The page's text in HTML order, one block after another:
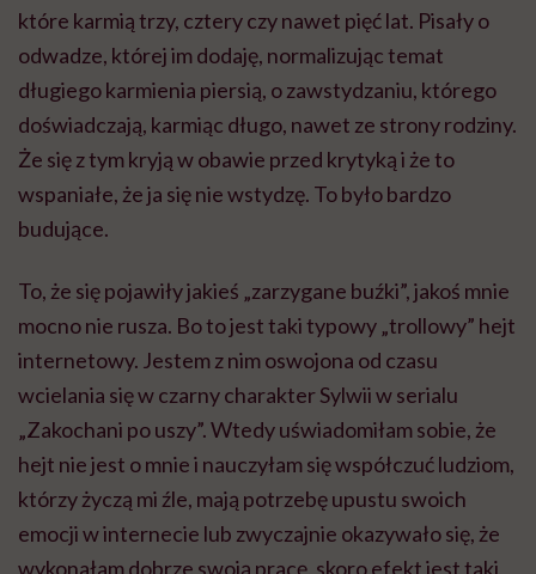
które karmią trzy, cztery czy nawet pięć lat. Pisały o
odwadze, której im dodaję, normalizując temat
długiego karmienia piersią, o zawstydzaniu, którego
doświadczają, karmiąc długo, nawet ze strony rodziny.
Że się z tym kryją w obawie przed krytyką i że to
wspaniałe, że ja się nie wstydzę. To było bardzo
budujące.
To, że się pojawiły jakieś „zarzygane buźki”, jakoś mnie
mocno nie rusza. Bo to jest taki typowy „trollowy” hejt
internetowy. Jestem z nim oswojona od czasu
wcielania się w czarny charakter Sylwii w serialu
„Zakochani po uszy”. Wtedy uświadomiłam sobie, że
hejt nie jest o mnie i nauczyłam się współczuć ludziom,
którzy życzą mi źle, mają potrzebę upustu swoich
emocji w internecie lub zwyczajnie okazywało się, że
wykonałam dobrze swoją pracę, skoro efekt jest taki,